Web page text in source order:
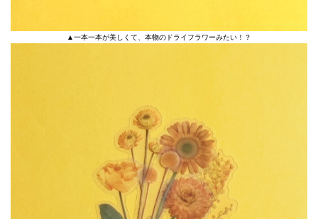
▲一本一本が美しくて、本物のドライフラワーみたい！？